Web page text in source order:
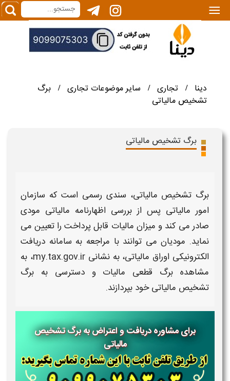
|||
دینا / تجاری / سایر موضوعات تجاری /
برگ
تشخیص مالیاتی
برگ تشخیص مالیاتی
برگ تشخیص مالیاتی، سندی رسمی است که سازمان
امور مالیاتی پس از بررسی اظهارنامه مالیاتی مودی
صادر می کند و میزان مالیات قابل پرداخت را تعیین می
نماید. مودیان می توانند با مراجعه به سامانه دریافت
الکترونیکی اوراق مالیاتی، به نشانیmy.tax.gov.ir، به
مشاهده برگ قطعی مالیات و دسترسی به برگ
تشخیص مالیاتیخود بپردازند.
برای مشاوره دریافت و اعتراض به برگ تشخیص
مالیاتی